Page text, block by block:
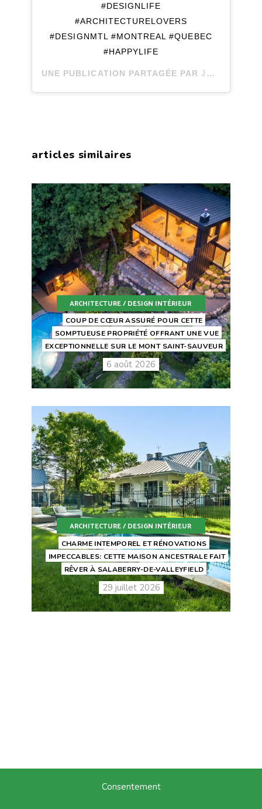
#DESIGNLIFE
#ARCHITECTURELOVERS
#DESIGNMTL #MONTREAL #QUEBEC
#HAPPYLIFE
UNE PUBLICATION PARTAGÉE PARJOLI JOLI DESIGN
articles similaires
ARCHITECTURE / DESIGN INTÉRIEUR
COUP DE CŒUR ASSURÉ POUR CETTE
SOMPTUEUSE PROPRIÉTÉ OFFRANT UNE VUE
EXCEPTIONNELLE SUR LE MONT SAINT-SAUVEUR
6 août 2026
ARCHITECTURE / DESIGN INTÉRIEUR
CHARME INTEMPOREL ET RÉNOVATIONS
IMPECCABLES: CETTE MAISON ANCESTRALE FAIT
RÊVER À SALABERRY-DE-VALLEYFIELD
29 juillet 2026
Consentement